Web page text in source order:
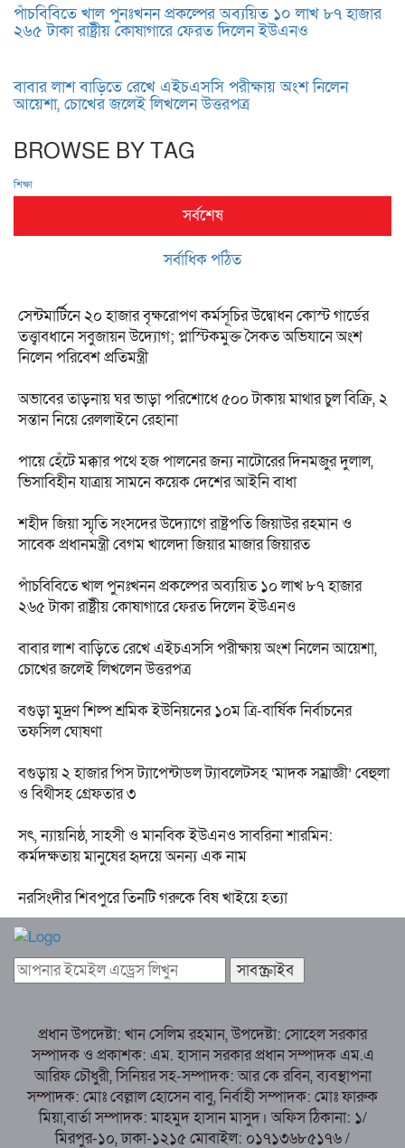
পাঁচবিবিতে খাল পুনঃখনন প্রকল্পের অব্যয়িত ১০ লাখ ৮৭ হাজার
২৬৫ টাকা রাষ্ট্রীয় কোষাগারে ফেরত দিলেন ইউএনও
বাবার লাশ বাড়িতে রেখে এইচএসসি পরীক্ষায় অংশ নিলেন
আয়েশা, চোখের জলেই লিখলেন উত্তরপত্র
BROWSE BY TAG
শিক্ষা
সর্বশেষ
সর্বাধিক পঠিত
সেন্টমার্টিনে ২০ হাজার বৃক্ষরোপণ কর্মসূচির উদ্বোধন কোস্ট গার্ডের
তত্ত্বাবধানে সবুজায়ন উদ্যোগ; প্লাস্টিকমুক্ত সৈকত অভিযানে অংশ
নিলেন পরিবেশ প্রতিমন্ত্রী
অভাবের তাড়নায় ঘর ভাড়া পরিশোধে ৫০০ টাকায় মাথার চুল বিক্রি, ২
সন্তান নিয়ে রেললাইনে রেহানা
পায়ে হেঁটে মক্কার পথে হজ পালনের জন্য নাটোরের দিনমজুর দুলাল,
ভিসাবিহীন যাত্রায় সামনে কয়েক দেশের আইনি বাধা
শহীদ জিয়া স্মৃতি সংসদের উদ্যোগে রাষ্ট্রপতি জিয়াউর রহমান ও
সাবেক প্রধানমন্ত্রী বেগম খালেদা জিয়ার মাজার জিয়ারত
পাঁচবিবিতে খাল পুনঃখনন প্রকল্পের অব্যয়িত ১০ লাখ ৮৭ হাজার
২৬৫ টাকা রাষ্ট্রীয় কোষাগারে ফেরত দিলেন ইউএনও
বাবার লাশ বাড়িতে রেখে এইচএসসি পরীক্ষায় অংশ নিলেন আয়েশা,
চোখের জলেই লিখলেন উত্তরপত্র
বগুড়া মুদ্রণ শিল্প শ্রমিক ইউনিয়নের ১০ম ত্রি-বার্ষিক নির্বাচনের
তফসিল ঘোষণা
বগুড়ায় ২ হাজার পিস ট্যাপেন্টাডল ট্যাবলেটসহ ‘মাদক সম্রাজ্ঞী’ বেহুলা
ও বিথীসহ গ্রেফতার ৩
সৎ, ন্যায়নিষ্ঠ, সাহসী ও মানবিক ইউএনও সাবরিনা শারমিন:
কর্মদক্ষতায় মানুষের হৃদয়ে অনন্য এক নাম
নরসিংদীর শিবপুরে তিনটি গরুকে বিষ খাইয়ে হত্যা
প্রধান উপদেষ্টা: খান সেলিম রহমান, উপদেষ্টা: সোহেল সরকার
সম্পাদক ও প্রকাশক: এম. হাসান সরকার প্রধান সম্পাদক এম.এ
আরিফ চৌধুরী, সিনিয়র সহ-সম্পাদক: আর কে রবিন, ব্যবস্থাপনা
সম্পাদক: মোঃ বেল্লাল হোসেন বাবু, নির্বাহী সম্পাদক: মোঃ ফারুক
মিয়া,বার্তা সম্পাদক: মাহমুদ হাসান মাসুদ। অফিস ঠিকানা: ১/
মিরপুর-১০, ঢাকা-১২১৫ মোবাইল: ০১৭১৩৬৮৫১৭৬ /